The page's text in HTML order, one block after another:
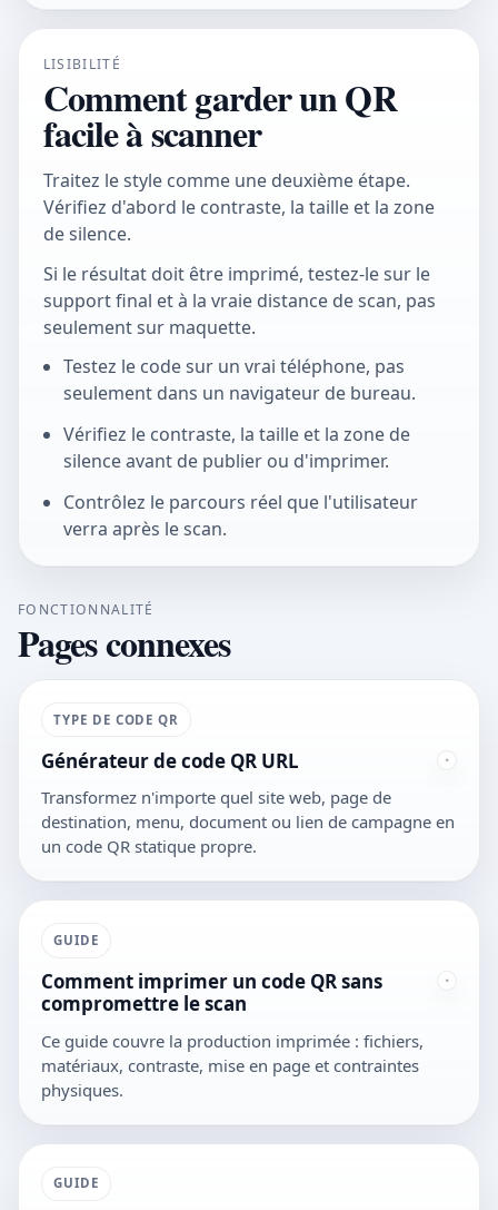
LISIBILITÉ
Comment garder un QR
facile à scanner
Traitez le style comme une deuxième étape.
Vérifiez d'abord le contraste, la taille et la zone
de silence.
Si le résultat doit être imprimé, testez-le sur le
support final et à la vraie distance de scan, pas
seulement sur maquette.
Testez le code sur un vrai téléphone, pas
seulement dans un navigateur de bureau.
Vérifiez le contraste, la taille et la zone de
silence avant de publier ou d'imprimer.
Contrôlez le parcours réel que l'utilisateur
verra après le scan.
FONCTIONNALITÉ
Pages connexes
TYPE DE CODE QR
Générateur de code QR URL
Transformez n'importe quel site web, page de
destination, menu, document ou lien de campagne en
un code QR statique propre.
GUIDE
Comment imprimer un code QR sans
compromettre le scan
Ce guide couvre la production imprimée : fichiers,
matériaux, contraste, mise en page et contraintes
physiques.
GUIDE